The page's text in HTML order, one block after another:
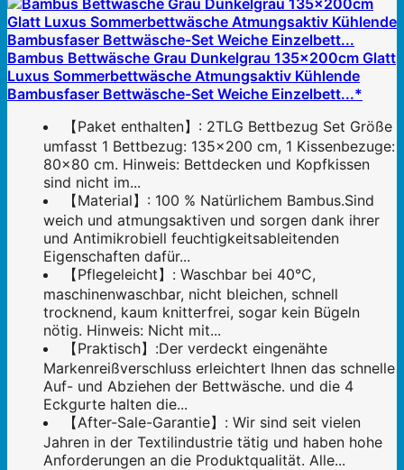
Bambus Bettwäsche Grau Dunkelgrau 135x200cm Glatt
Luxus Sommerbettwäsche Atmungsaktiv Kühlende
Bambusfaser Bettwäsche-Set Weiche Einzelbett...*
【Paket enthalten】: 2TLG Bettbezug Set Größe
umfasst 1 Bettbezug: 135×200 cm, 1 Kissenbezuge:
80x80 cm. Hinweis: Bettdecken und Kopfkissen
sind nicht im...
【Material】: 100 % Natürlichem Bambus.Sind
weich und atmungsaktiven und sorgen dank ihrer
und Antimikrobiell feuchtigkeitsableitenden
Eigenschaften dafür...
【Pflegeleicht】: Waschbar bei 40°C,
maschinenwaschbar, nicht bleichen, schnell
trocknend, kaum knitterfrei, sogar kein Bügeln
nötig. Hinweis: Nicht mit...
【Praktisch】:Der verdeckt eingenähte
Markenreißverschluss erleichtert Ihnen das schnelle
Auf- und Abziehen der Bettwäsche. und die 4
Eckgurte halten die...
【After-Sale-Garantie】: Wir sind seit vielen
Jahren in der Textilindustrie tätig und haben hohe
Anforderungen an die Produktqualität. Alle...